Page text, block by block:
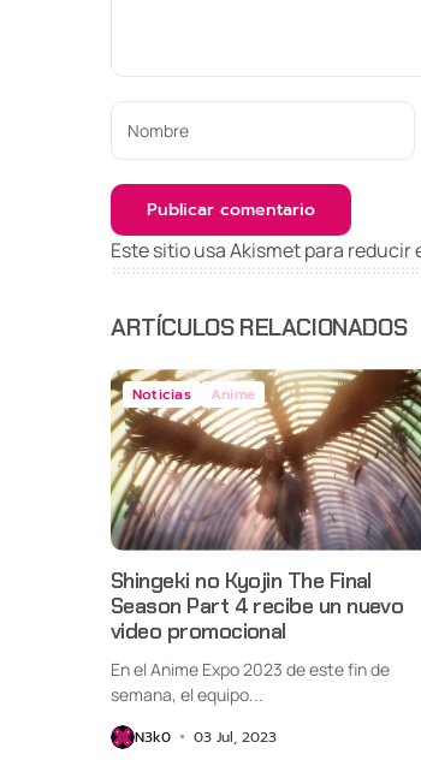
Este sitio usa Akismet para reducir
ARTÍCULOS RELACIONADOS
Noticias Anime
Shingeki no Kyojin The Final
Season Part 4 recibe un nuevo
video promocional
En el Anime Expo 2023 de este fin de
semana, el equipo...
N3k0 03 Jul, 2023